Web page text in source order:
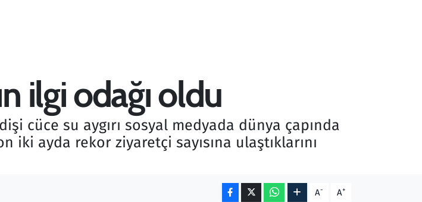
ilgi odağı oldu
cüce su aygırı sosyal medyada dünya çapında
ayda rekor ziyaretçi sayısına ulaştıklarını
A- A+